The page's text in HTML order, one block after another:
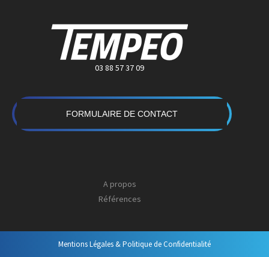
03 88 57 37 09
FORMULAIRE DE CONTACT
A propos
Références
Mentions Légales & Politique de Confidentialité